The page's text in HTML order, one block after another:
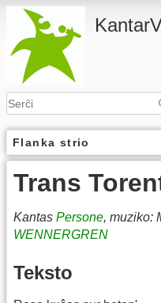
Flanka strio
Trans
Kantas Persone, muziko:
WENNERGREN
Teksto